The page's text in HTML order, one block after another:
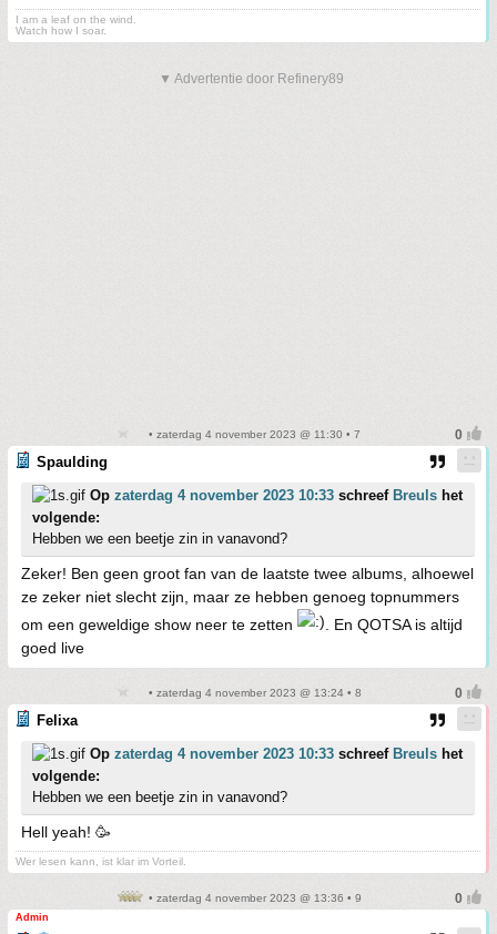
I am a leaf on the wind.
Watch how I soar.
▼ Advertentie door Refinery89
• zaterdag 4 november 2023 @ 11:30 • 7
Spaulding
Op zaterdag 4 november 2023 10:33 schreef Breuls het
volgende:
Hebben we een beetje zin in vanavond?
Zeker! Ben geen groot fan van de laatste twee albums, alhoewel
ze zeker niet slecht zijn, maar ze hebben genoeg topnummers
om een geweldige show neer te zetten
. En QOTSA is altijd
goed live
• zaterdag 4 november 2023 @ 13:24 • 8
Felixa
Op zaterdag 4 november 2023 10:33 schreef Breuls het
volgende:
Hebben we een beetje zin in vanavond?
Hell yeah! 🥳
Wer lesen kann, ist klar im Vorteil.
• zaterdag 4 november 2023 @ 13:36 • 9
Admin